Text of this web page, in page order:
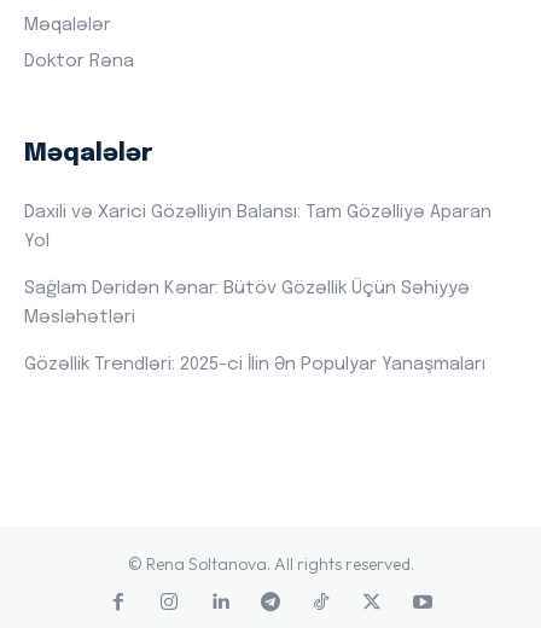
Məqalələr
Doktor Rəna
Məqalələr
Daxili və Xarici Gözəlliyin Balansı: Tam Gözəlliyə Aparan
Yol
Sağlam Dəridən Kənar: Bütöv Gözəllik Üçün Səhiyyə
Məsləhətləri
Gözəllik Trendləri: 2025-ci İlin Ən Populyar Yanaşmaları
© Rena Soltanova. All rights reserved.